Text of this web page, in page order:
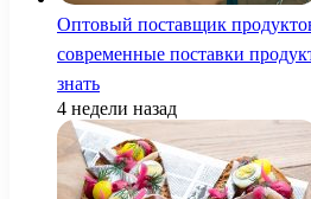
Оптовый поставщик
современные поставки
знать
4 недели назад